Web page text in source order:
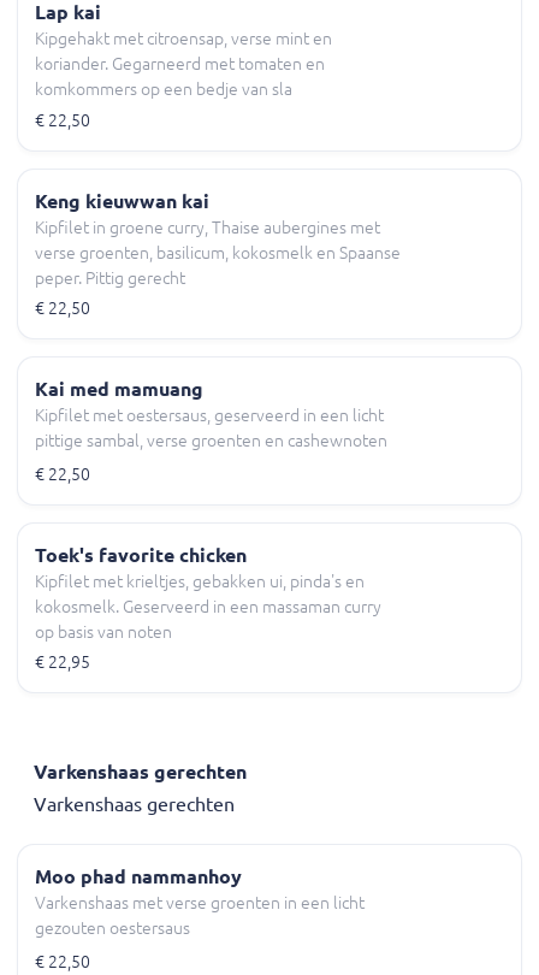
Lap kai
Kipgehakt met citroensap, verse mint en
koriander. Gegarneerd met tomaten en
komkommers op een bedje van sla
€ 22,50
Keng kieuwwan kai
Kipfilet in groene curry, Thaise aubergines met
verse groenten, basilicum, kokosmelk en Spaanse
peper. Pittig gerecht
€ 22,50
Kai med mamuang
Kipfilet met oestersaus, geserveerd in een licht
pittige sambal, verse groenten en cashewnoten
€ 22,50
Toek's favorite chicken
Kipfilet met krieltjes, gebakken ui, pinda's en
kokosmelk. Geserveerd in een massaman curry
op basis van noten
€ 22,95
Varkenshaas gerechten
Varkenshaas gerechten
Moo phad nammanhoy
Varkenshaas met verse groenten in een licht
gezouten oestersaus
€ 22,50